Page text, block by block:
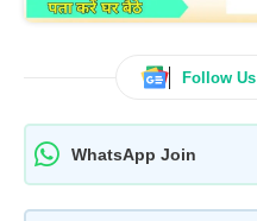
Follow Us
WhatsApp Join